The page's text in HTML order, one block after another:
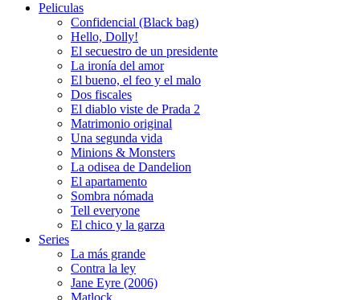
Peliculas
Confidencial (Black bag)
Hello, Dolly!
El secuestro de un presidente
La ironía del amor
El bueno, el feo y el malo
Dos fiscales
El diablo viste de Prada 2
Matrimonio original
Una segunda vida
Minions & Monsters
La odisea de Dandelion
El apartamento
Sombra nómada
Tell everyone
El chico y la garza
Series
La más grande
Contra la ley
Jane Eyre (2006)